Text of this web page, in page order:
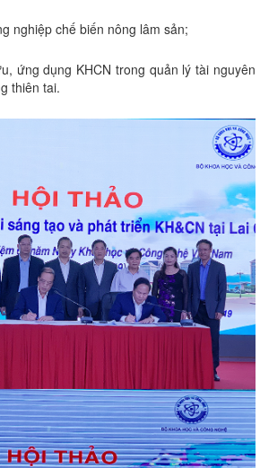
nghiệp chế biến nông lâm sản;
ứng dụng KHCN trong quản lý tài nguyên
thiên tai.